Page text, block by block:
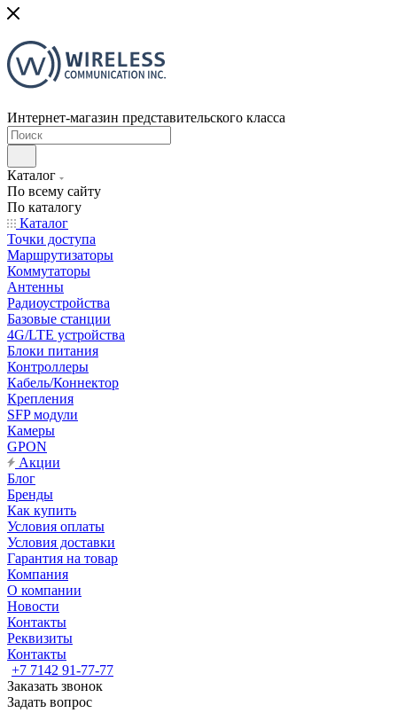
Интернет-магазин представительского класса
Каталог
По всему сайту
По каталогу
Каталог
Точки доступа
Маршрутизаторы
Коммутаторы
Антенны
Радиоустройства
Базовые станции
4G/LTE устройства
Блоки питания
Контроллеры
Кабель/Коннектор
Крепления
SFP модули
Камеры
GPON
Акции
Блог
Бренды
Как купить
Условия оплаты
Условия доставки
Гарантия на товар
Компания
О компании
Новости
Контакты
Реквизиты
Контакты
+7 7142 91-77-77
Заказать звонок
Задать вопрос